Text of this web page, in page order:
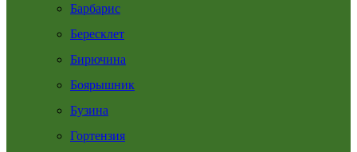
Барбарис
Бересклет
Бирючина
Боярышник
Бузина
Гортензия